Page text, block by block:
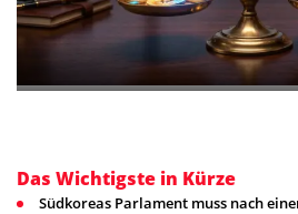
Das Wichtigste in Kürze
Südkoreas Parlament muss nach